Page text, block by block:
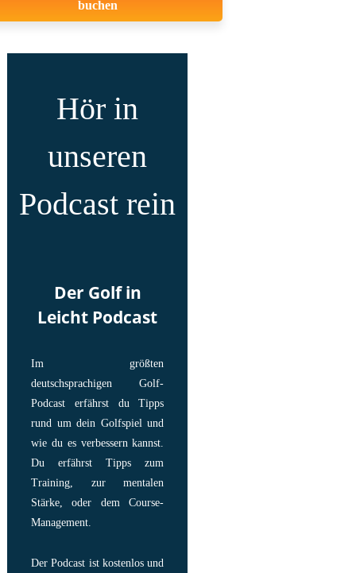
buchen
Hör in
unseren
Podcast rein
Der Golf in
Leicht Podcast
Im größten
deutschsprachigen Golf-
Podcast erfährst du Tipps
rund um dein Golfspiel und
wie du es verbessern kannst.
Du erfährst Tipps zum
Training, zur mentalen
Stärke, oder dem Course-
Management.
Der Podcast ist kostenlos und